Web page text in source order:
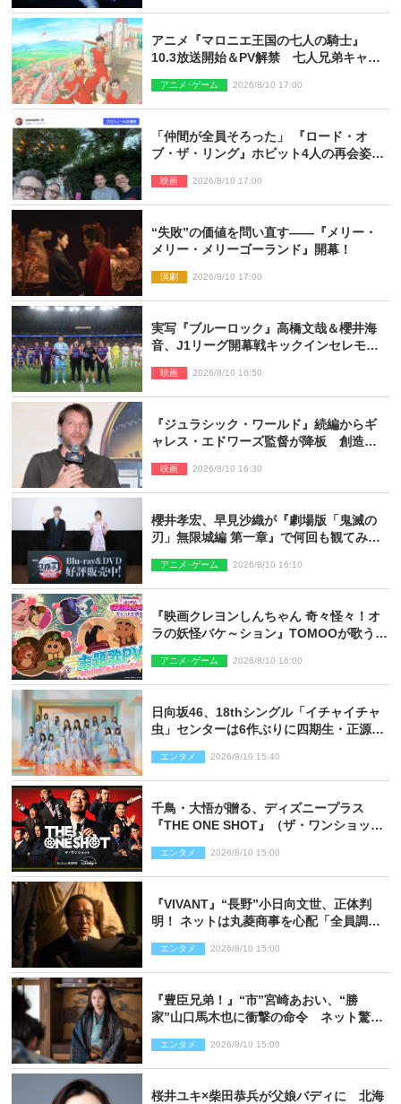
アニメ『マロニエ王国の七人の騎士』
10.3放送開始＆PV解禁 七人兄弟キャス
アニメ･ゲーム 2026/8/10 17:00
「仲間が全員そろった」 『ロード・オ
ブ・ザ・リング』ホビット4人の再会姿に
映画 2026/8/10 17:00
“失敗”の価値を問い直す――『メリー・
メリー・メリーゴーランド』開幕！
演劇 2026/8/10 17:00
実写『ブルーロック』高橋文哉＆櫻井海
音、J1リーグ開幕戦キックインセレモニ
映画 2026/8/10 16:50
『ジュラシック・ワールド』続編からギ
ャレス・エドワーズ監督が降板 創造性
映画 2026/8/10 16:30
櫻井孝宏、早見沙織が『劇場版「鬼滅の
刃」無限城編 第一章』で何回も観てみた
アニメ･ゲーム 2026/8/10 16:10
『映画クレヨンしんちゃん 奇々怪々！オ
ラの妖怪バケ～ション』TOMOOが歌う主
アニメ･ゲーム 2026/8/10 16:00
日向坂46、18thシングル「イチャイチャ
虫」センターは6作ぶりに四期生・正源司
エンタメ 2026/8/10 15:40
千鳥・大悟が贈る、ディズニープラス
『THE ONE SHOT』（ザ・ワンショッ
を投じる“真の笑い”を見る大会がついに
開幕
エンタメ 2026/8/10 15:00
『VIVANT』“長野”小日向文世、正体判
明！ ネットは丸菱商事を心配「全員調べ
エンタメ 2026/8/10 15:00
『豊臣兄弟！』“市”宮崎あおい、“勝
家”山口馬木也に衝撃の命令 ネット驚き
あり）
エンタメ 2026/8/10 15:00
桜井ユキ×柴田恭兵が父娘バディに 北海